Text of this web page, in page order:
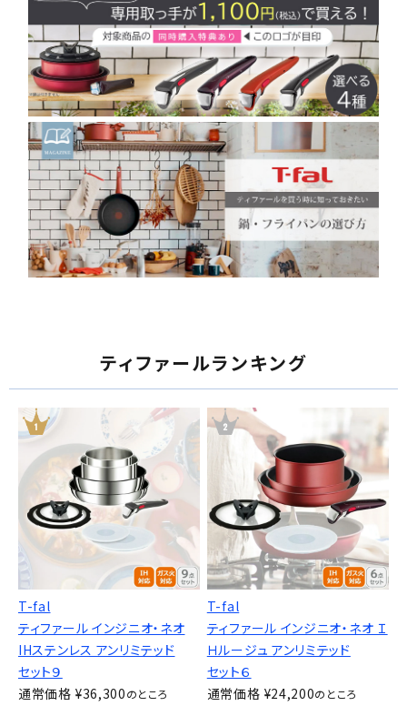
ティファールランキング
T-fal
ティファール インジニオ・ネオ
IHステンレス アンリミテッド
セット９
通常価格 ¥36,300のところ
T-fal
ティファール インジニオ・ネオ Ｉ
Ｈルージュ アンリミテッド
セット６
通常価格 ¥24,200のところ